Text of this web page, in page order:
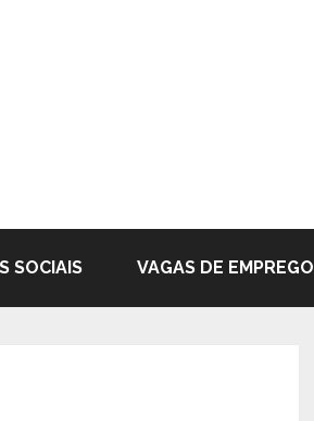
SOCIAIS VAGAS DE EMPREGO